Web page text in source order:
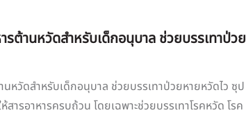
รต้านหวัดสำหรับเด็กอนุบาล ช่วยบรรเทาป่วย
นหวัดสำหรับเด็กอนุบาล ช่วยบรรเทาป่วยหายหวัดไว ซุป
สารอาหารครบถ้วน โดยเฉพาะช่วยบรรเทาโรคหวัด โรค